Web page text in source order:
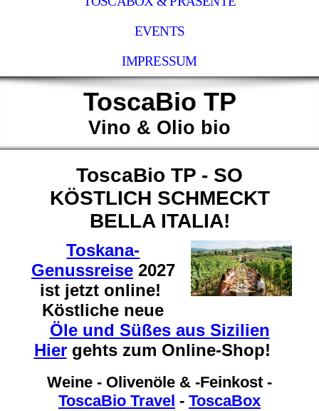
EVENTS
IMPRESSUM
ToscaBio TP
Vino & Olio bio
ToscaBio TP - SO
KÖSTLICH SCHMECKT
BELLA ITALIA!
Toskana-
Genussreise2027
ist jetzt online!
Köstliche neue
Öle und Süßes aus Sizilien
Hiergehts zum Online-Shop!
Weine - Olivenöle & -Feinkost -
ToscaBio Travel - ToscaBox